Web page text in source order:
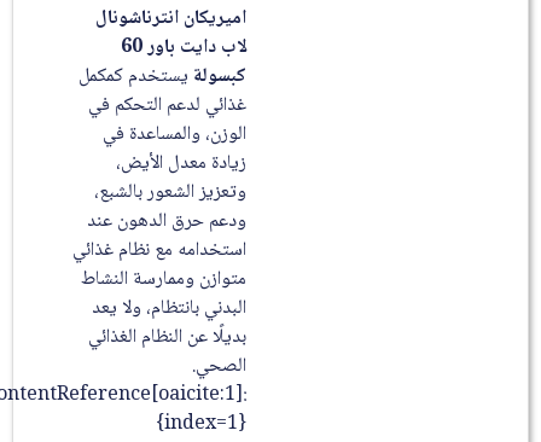
اميريكان انترناشونال
لاب دايت باور 60
كبسولةيستخدم كمكمل
غذائي لدعم التحكم في
الوزن، والمساعدة في
زيادة معدل الأيض،
وتعزيز الشعور بالشبع،
ودعم حرق الدهون عند
استخدامه مع نظام غذائي
متوازن وممارسة النشاط
البدني بانتظام، ولا يعد
بديلًا عن النظام الغذائي
الصحي.
:contentReference[oaicite:1]
{index=1}